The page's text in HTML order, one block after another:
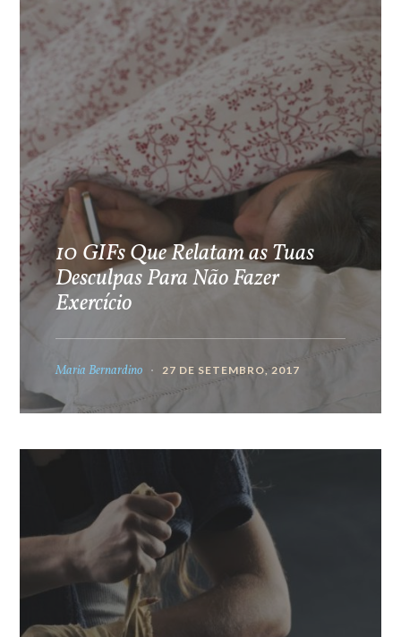
10 GIFs Que Relatam as Tuas
Desculpas Para Não Fazer
Exercício
Maria Bernardino 27 DE SETEMBRO, 2017